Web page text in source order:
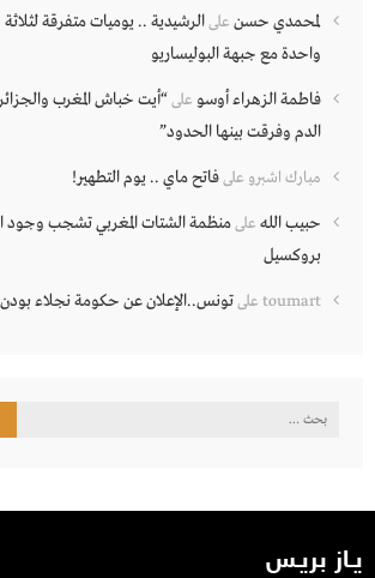
لمحمدي حسن علىالرشيدية .. يوميات متفرقة
واحدة مع جبهة البوليساريو
فاطمة الزهراء أوسو على“أيت خباش المغرب
الدم وفرقت بينها الحدود”
مبارك اشبرو علىفاتح ماي .. يوم التطهير!
حبيب الله علىمنظمة الشتات المغربي تشجب وجود
بروكسيل
toumart علىتونس..الإعلان عن حكومة نجلاء بودن
البحث
يـاز بريـس